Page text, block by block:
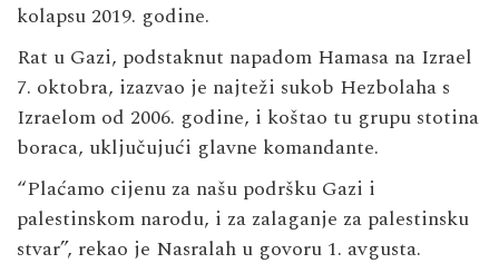
kolapsu 2019. godine.
Rat u Gazi, podstaknut napadom Hamasa na Izrael
7. oktobra, izazvao je najteži sukob Hezbolaha s
Izraelom od 2006. godine, i koštao tu grupu stotina
boraca, uključujući glavne komandante.
“Plaćamo cijenu za našu podršku Gazi i
palestinskom narodu, i za zalaganje za palestinsku
stvar”, rekao je Nasralah u govoru 1. avgusta.